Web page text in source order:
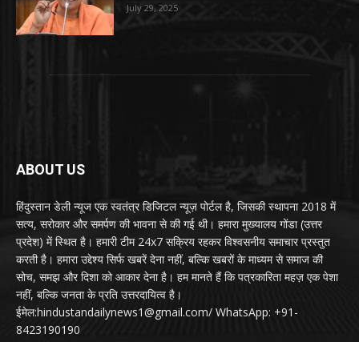
July 29, 2025
ABOUT US
हिंदुस्तान डेली न्यूज एक स्वतंत्र डिजिटल न्यूज़ पोर्टल है, जिसकी स्थापना 2018 में
सत्य, सरोकार और समर्पण की भावना से की गई थी। हमारा मुख्यालय गोंडा (उत्तर
प्रदेश) में स्थित है। हमारी टीम 24x7 सक्रिय रहकर विश्वसनीय समाचार प्रस्तुत
करती है। हमारा उद्देश्य सिर्फ खबरें देना नहीं, बल्कि खबरों के माध्यम से समाज की
सोच, समझ और दिशा को आकार देना है। हम मानते हैं कि पत्रकारिता महज़ एक पेशा
नहीं, बल्कि जनता के प्रति उत्तरदायित्व है।
ईमेल:hindustandailynews1@gmail.com/ WhatsApp: +91-
8423190190